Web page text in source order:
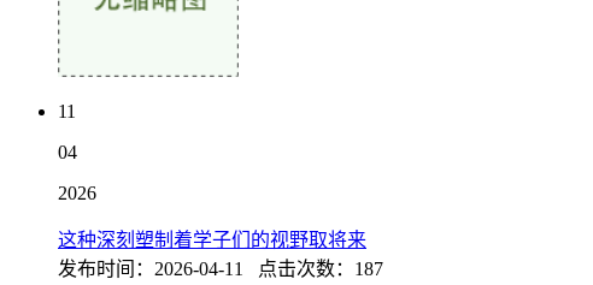
11
04
2026
这种深刻塑制着学子们的视野取将来
发布时间：2026-04-11 点击次数：187